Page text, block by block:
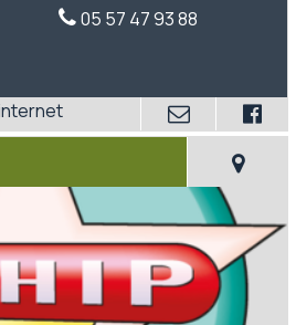
05 57 47 93 88